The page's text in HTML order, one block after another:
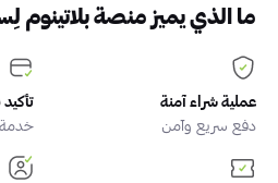
ما الذي يميز منصة بلاتينوم
عملية شراء آمنة
دفع سريع وآمن
خدمة